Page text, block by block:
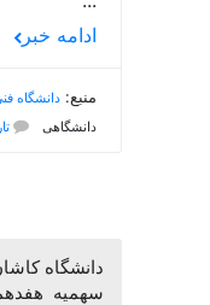
ادامه خبر
منبع:دانشگاه
دانشگاهی
دانشگاه
سهمیه